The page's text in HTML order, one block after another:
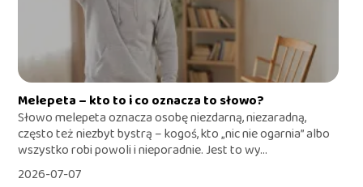
Melepeta – kto to i co oznacza to słowo?
Słowo melepeta oznacza osobę niezdarną, niezaradną,
często też niezbyt bystrą – kogoś, kto „nic nie ogarnia” albo
wszystko robi powoli i nieporadnie. Jest to wy...
2026-07-07